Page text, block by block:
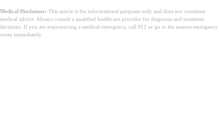
Medical Disclaimer: This article is for informational purposes only and does not constitute
medical advice. Always consult a qualified healthcare provider for diagnosis and treatment
decisions. If you are experiencing a medical emergency, call 911 or go to the nearest emergency
room immediately.